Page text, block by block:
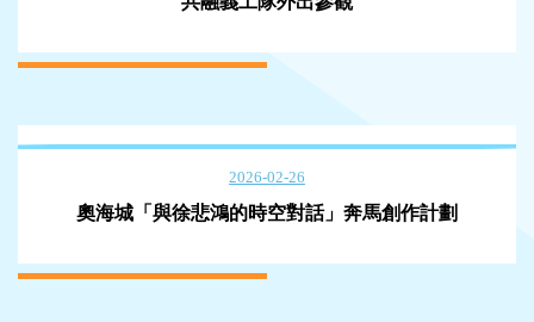
2026-02-26
奧海城「與徐悲鴻的時空對話」奔馬創作計劃